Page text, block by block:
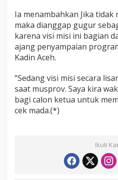
Ia menambahkan Jika tidak
maka dianggap gugur
karena visi misi ini bagian
ajang penyampaian
Kadin Aceh.
“Sedang visi misi secara
saat musprov. Saya kira
bagi calon ketua untuk
cek mada.(*)
Ikuti